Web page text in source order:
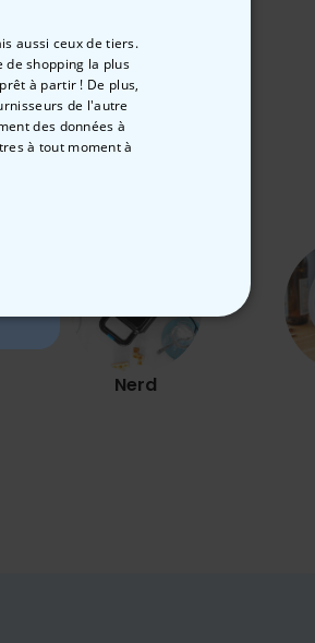
Nerd
aussi ceux de tiers.
shopping la plus
à partir ! De plus,
de l'autre
des données à
à tout moment à
NON CLASSÉ